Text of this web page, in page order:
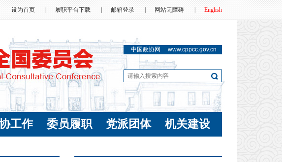
设为首页 履职平台下载 | 邮箱登录 网站无障碍 | English
中国政协网 www.cppcc.gov.cn
工作 委员履职 党派团体 机关建设